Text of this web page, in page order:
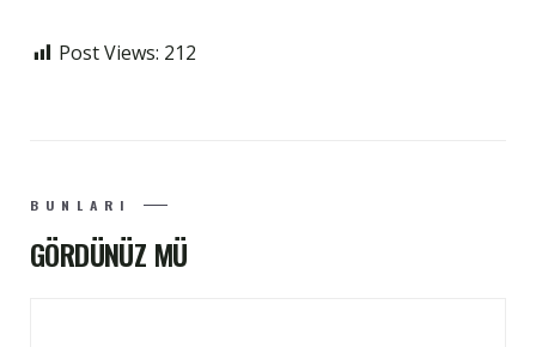
Post Views: 212
BUNLARI
GÖRDÜNÜZ MÜ